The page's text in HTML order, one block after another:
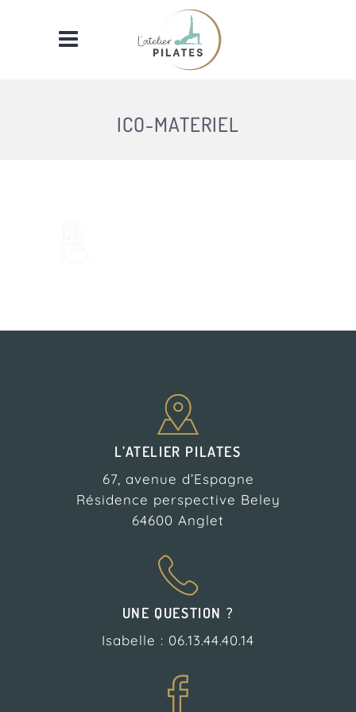
ICO-MATERIEL
L’ATELIER PILATES
67, avenue d’Espagne
Résidence perspective Beley
64600 Anglet
UNE QUESTION ?
Isabelle : 06.13.44.40.14